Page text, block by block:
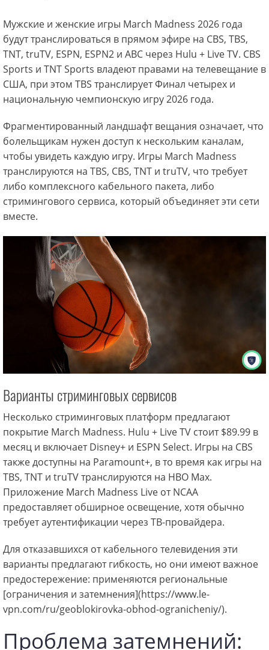
Мужские и женские игры March Madness 2026 года
будут транслироваться в прямом эфире на CBS, TBS,
TNT, truTV, ESPN, ESPN2 и ABC через Hulu + Live TV. CBS
Sports и TNT Sports владеют правами на телевещание в
США, при этом TBS транслирует Финал четырех и
национальную чемпионскую игру 2026 года.
Фрагментированный ландшафт вещания означает, что
болельщикам нужен доступ к нескольким каналам,
чтобы увидеть каждую игру. Игры March Madness
транслируются на TBS, CBS, TNT и truTV, что требует
либо комплексного кабельного пакета, либо
стримингового сервиса, который объединяет эти сети
вместе.
Варианты стриминговых сервисов
Несколько стриминговых платформ предлагают
покрытие March Madness. Hulu + Live TV стоит $89.99 в
месяц и включает Disney+ и ESPN Select. Игры на CBS
также доступны на Paramount+, в то время как игры на
TBS, TNT и truTV транслируются на HBO Max.
Приложение March Madness Live от NCAA
предоставляет обширное освещение, хотя обычно
требует аутентификации через ТВ-провайдера.
Для отказавшихся от кабельного телевидения эти
варианты предлагают гибкость, но они имеют важное
предостережение: применяются региональные
[ограничения и затемнения](https://www.le-
vpn.com/ru/geoblokirovka-obhod-ogranicheniy/).
Проблема затемнений: